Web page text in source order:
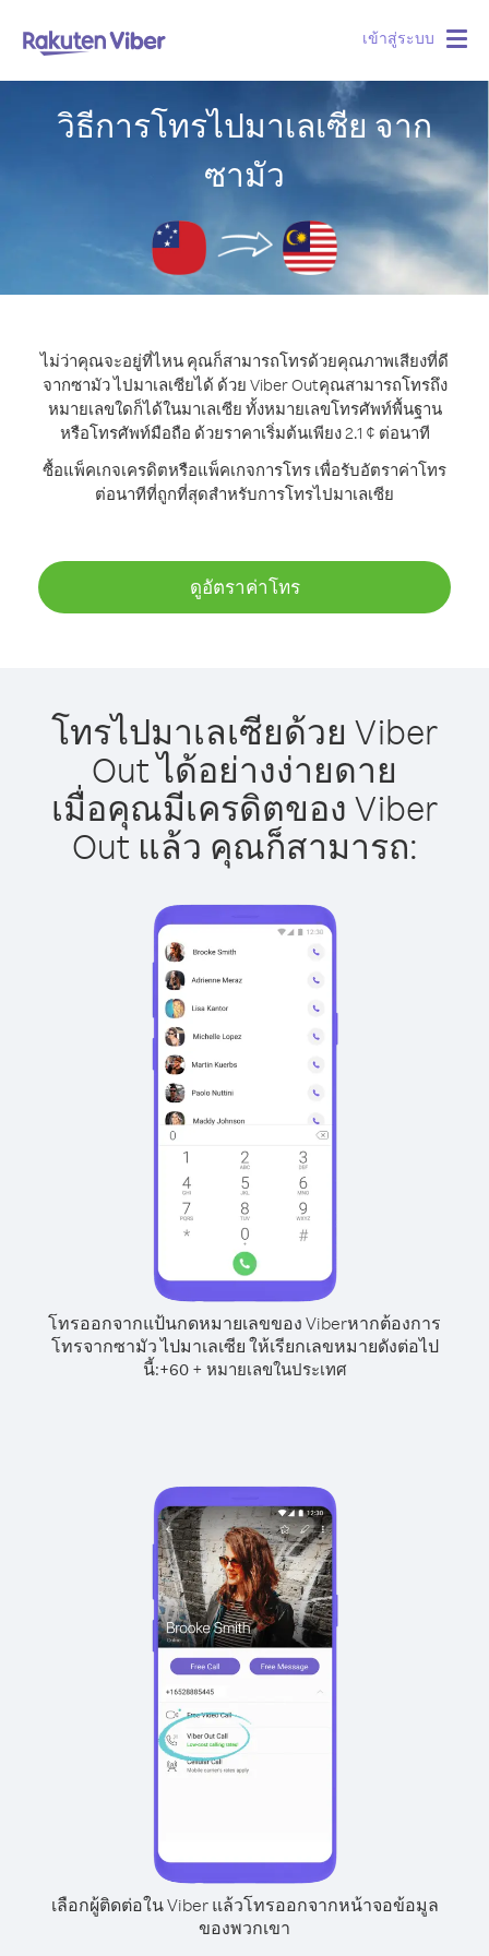
เข้าสู่ระบบ
วิธีการโทรไปมาเลเซีย จาก
ซามัว
ไม่ว่าคุณจะอยู่ที่ไหน คุณก็สามารถโทรด้วยคุณภาพเสียงที่ดี
จากซามัว ไปมาเลเซียได้ ด้วย Viber Outคุณสามารถโทรถึง
หมายเลขใดก็ได้ในมาเลเซีย ทั้งหมายเลขโทรศัพท์พื้นฐาน
หรือโทรศัพท์มือถือ ด้วยราคาเริ่มต้นเพียง 2.1 ¢ ต่อนาที
ซื้อแพ็คเกจเครดิตหรือแพ็คเกจการโทร เพื่อรับอัตราค่าโทร
ต่อนาทีที่ถูกที่สุดสำหรับการโทรไปมาเลเซีย
ดูอัตราค่าโทร
โทรไปมาเลเซียด้วย Viber
Out ได้อย่างง่ายดาย
เมื่อคุณมีเครดิตของ Viber
Out แล้ว คุณก็สามารถ:
โทรออกจากแป้นกดหมายเลขของ Viberหากต้องการ
โทรจากซามัว ไปมาเลเซีย ให้เรียกเลขหมายดังต่อไป
นี้:+60+ หมายเลขในประเทศ
เลือกผู้ติดต่อใน Viber แล้วโทรออกจากหน้าจอข้อมูล
ของพวกเขา